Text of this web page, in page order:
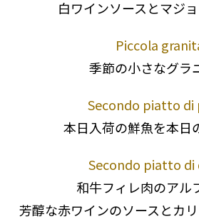
白ワインソースとマジ
Piccola
季節の小さなグラ
Secondo piatto di
本日入荷の鮮魚を本日
Secondo piatto di
和牛フィレ肉のアル
芳醇な赤ワインのソースとカ